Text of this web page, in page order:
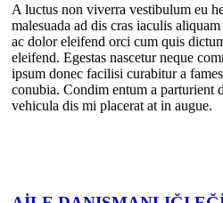
A luctus non viverra vestibulum eu
malesuada ad dis cras iaculis
ac dolor eleifend orci cum quis
eleifend. Egestas nascetur neque
ipsum donec facilisi curabitur a
conubia. Condim entum a parturient
vehicula dis mi placerat at in augue.